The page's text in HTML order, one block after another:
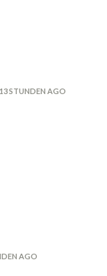
13 STUNDEN AGO
AGO